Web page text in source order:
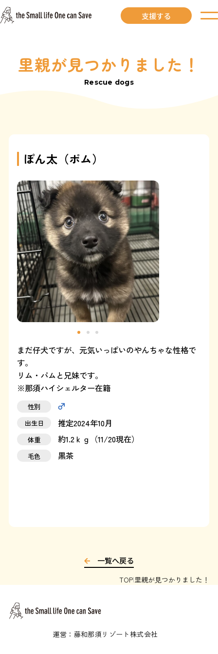
お知らせ
里親が見つかりました
よくある質問
SHOP
ブログ
協賛企業について
運営：藤和那須リゾート株式会社
支援する
里親が見つかりました！
Rescue dogs
ぽん太（ポム）
まだ仔犬ですが、元気いっぱいのやんちゃな性格で
す。
リム・パムと兄妹です。
※那須ハイシェルター在籍
性別
出生日
推定2024年10月
体重 約1.2ｋｇ（11/20現在）
毛色 黒茶
一覧へ戻る
TOP 里親が見つかりました！
運営：藤和那須リゾート株式会社